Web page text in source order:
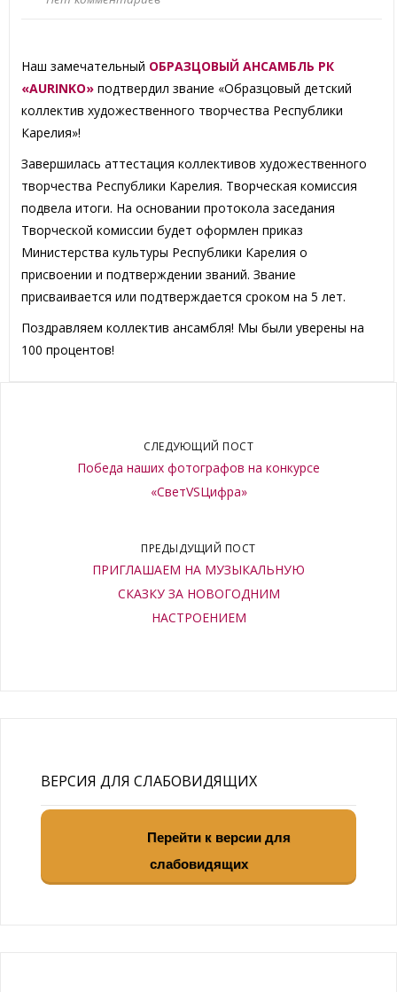
Наш замечательный ОБРАЗЦОВЫЙ АНСАМБЛЬ РК
«AURINKO»подтвердил звание «Образцовый детский
коллектив художественного творчества Республики
Карелия»!
Завершилась аттестация коллективов художественного
творчества Республики Карелия. Творческая комиссия
подвела итоги. На основании протокола заседания
Творческой комиссии будет оформлен приказ
Министерства культуры Республики Карелия о
присвоении и подтверждении званий. Звание
присваивается или подтверждается сроком на 5 лет.
Поздравляем коллектив ансамбля! Мы были уверены на
100 процентов!
СЛЕДУЮЩИЙ ПОСТ
Победа наших фотографов на конкурсе
«СветVSЦифра»
ПРЕДЫДУЩИЙ ПОСТ
ПРИГЛАШАЕМ НА МУЗЫКАЛЬНУЮ
СКАЗКУ ЗА НОВОГОДНИМ
НАСТРОЕНИЕМ
ВЕРСИЯ ДЛЯ СЛАБОВИДЯЩИХ
Перейти к версии для
слабовидящих